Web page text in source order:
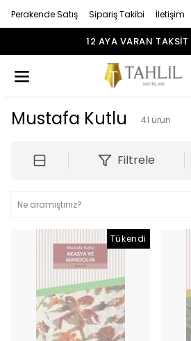
Perakende Satış Sipariş Takibi İletişim
12 AYA VARAN
Mustafa Kutlu 41 ürün
Filtrele
Tükendi